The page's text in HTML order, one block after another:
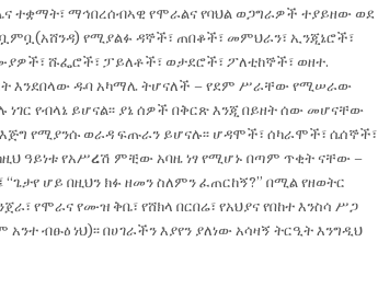
ማኅበረሰብኣዊ የሞራልና የባህል ወጋግራዎች ተያይዘው ወደ
ቧምቧ(አሸንዳ) የሚያልፉ ዳኞች፣ ጠበቆች፣ መምህራን፣ ኢንጂኔሮች፣
ሹፌሮች፣ ፓይለቶች፣ ወታደሮች፣ ፖለቲከኞች፣ ወዘተ.
እንደበላው ዱባ አካማሌ ትሆናለች – የደም ሥራቸው የሚሠራው
የብላኔ ይሆናል፡፡ ያኔ ሰዎች በቅርጽ እንጂ በይዘት ሰው መሆናቸው
የሚያንሱ ወራዳ ፍጡራን ይሆናሉ፡፡ ሆዳሞች፣ ሰካራሞች፣ ሴሰኞች፣
ዓይነቱ የአሥረሽ ምቺው አባዜ ነፃ የሚሆኑ በጣም ጥቂት ናቸው –
ሆይ በዚህን ክፉ ዘመን ስለምን ፈጠርከኝ?” በሚል የዘወትር
የሞራና የሙዝ ቅቤ፣ የሸክላ በርበሬ፣ የአህያና የበከተ እንስሳ ሥጋ
ብፁዕ ነህ)፡፡ በሀገራችን እያየን ያለነው አሳዛኝ ትርዒት እንግዲህ